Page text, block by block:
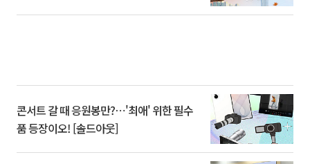
콘서트 갈 때 응원봉만?⋯'최애' 위한 필수
품 등장이오! [솔드아웃]